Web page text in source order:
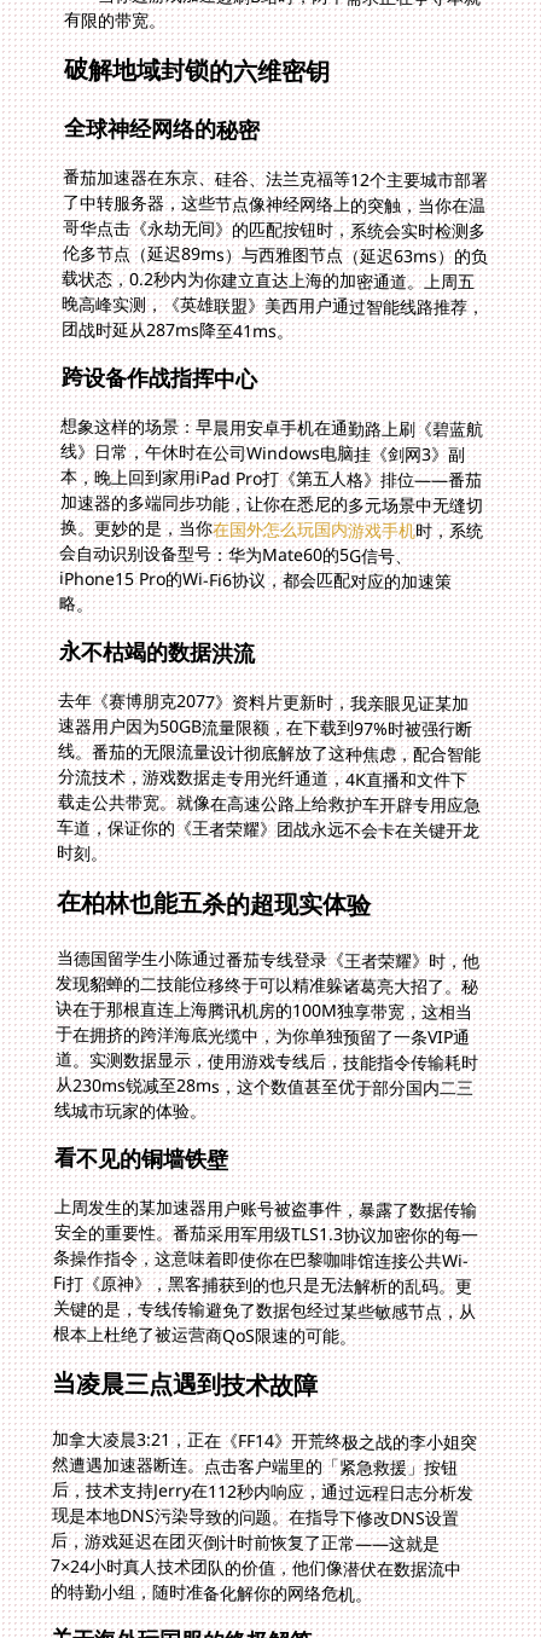
有限的带宽。
破解地域封锁的六维密钥
全球神经网络的秘密
番茄加速器在东京、硅谷、法兰克福等12个主要城市部署
了中转服务器，这些节点像神经网络上的突触，当你在温
哥华点击《永劫无间》的匹配按钮时，系统会实时检测多
伦多节点（延迟89ms）与西雅图节点（延迟63ms）的负
载状态，0.2秒内为你建立直达上海的加密通道。上周五
晚高峰实测，《英雄联盟》美西用户通过智能线路推荐，
团战时延从287ms降至41ms。
跨设备作战指挥中心
想象这样的场景：早晨用安卓手机在通勤路上刷《碧蓝航
线》日常，午休时在公司Windows电脑挂《剑网3》副
本，晚上回到家用iPad Pro打《第五人格》排位——番茄
加速器的多端同步功能，让你在悉尼的多元场景中无缝切
换。更妙的是，当你在国外怎么玩国内游戏手机时，系统
会自动识别设备型号：华为Mate60的5G信号、
iPhone15 Pro的Wi-Fi6协议，都会匹配对应的加速策
略。
永不枯竭的数据洪流
去年《赛博朋克2077》资料片更新时，我亲眼见证某加
速器用户因为50GB流量限额，在下载到97%时被强行断
线。番茄的无限流量设计彻底解放了这种焦虑，配合智能
分流技术，游戏数据走专用光纤通道，4K直播和文件下
载走公共带宽。就像在高速公路上给救护车开辟专用应急
车道，保证你的《王者荣耀》团战永远不会卡在关键开龙
时刻。
在柏林也能五杀的超现实体验
当德国留学生小陈通过番茄专线登录《王者荣耀》时，他
发现貂蝉的二技能位移终于可以精准躲诸葛亮大招了。秘
诀在于那根直连上海腾讯机房的100M独享带宽，这相当
于在拥挤的跨洋海底光缆中，为你单独预留了一条VIP通
道。实测数据显示，使用游戏专线后，技能指令传输耗时
从230ms锐减至28ms，这个数值甚至优于部分国内二三
线城市玩家的体验。
看不见的铜墙铁壁
上周发生的某加速器用户账号被盗事件，暴露了数据传输
安全的重要性。番茄采用军用级TLS1.3协议加密你的每一
条操作指令，这意味着即使你在巴黎咖啡馆连接公共Wi-
Fi打《原神》，黑客捕获到的也只是无法解析的乱码。更
关键的是，专线传输避免了数据包经过某些敏感节点，从
根本上杜绝了被运营商QoS限速的可能。
当凌晨三点遇到技术故障
加拿大凌晨3:21，正在《FF14》开荒终极之战的李小姐突
然遭遇加速器断连。点击客户端里的「紧急救援」按钮
后，技术支持Jerry在112秒内响应，通过远程日志分析发
现是本地DNS污染导致的问题。在指导下修改DNS设置
后，游戏延迟在团灭倒计时前恢复了正常——这就是
7×24小时真人技术团队的价值，他们像潜伏在数据流中
的特勤小组，随时准备化解你的网络危机。